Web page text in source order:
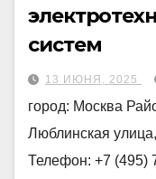
систем
13 ИЮНЯ, 2025
город: Москва
Люблинская
Телефон: +7 (495)